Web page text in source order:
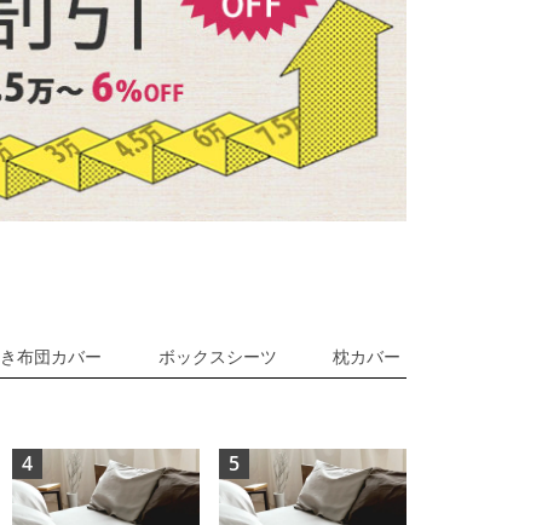
布団カバー ボックスシーツ 枕カバー